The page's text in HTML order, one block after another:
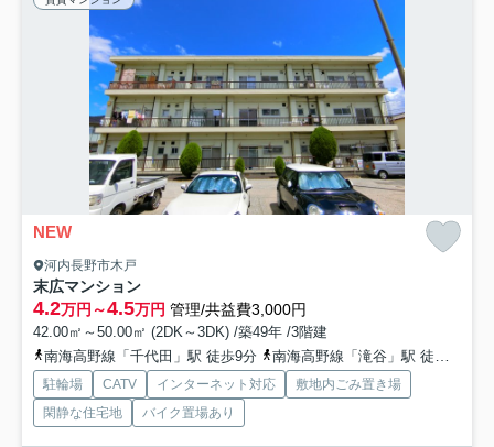
NEW
河内長野市木戸
末広マンション
4.2万円～4.5万円 管理/共益費3,000円
42.00㎡～50.00㎡ (2DK～3DK) /築49年 /3階建
南海高野線「千代田」駅 徒歩9分
南海高野線「滝谷」駅 徒歩12分
駐輪場 CATV インターネット対応
敷地内ごみ置き場
閑静な住宅地
バイク置場あり